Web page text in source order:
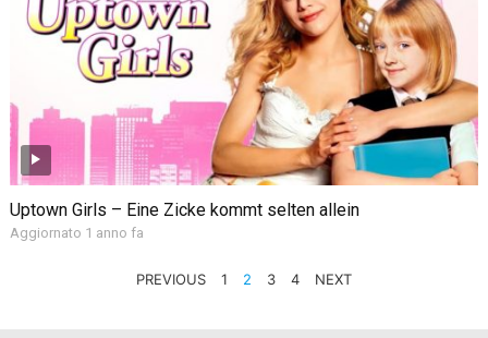
Uptown Girls – Eine Zicke kommt selten allein
Aggiornato 1 anno fa
PREVIOUS 1 2 3 4 NEXT